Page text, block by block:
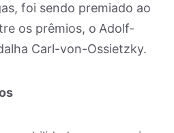
foi sendo premiado ao
os prêmios, o Adolf-
Carl-von-Ossietzky.